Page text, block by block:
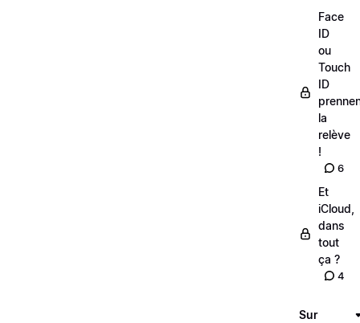
Face
ID
ou
Touch
ID
la
relève
!
6
Et
iCloud,
dans
tout
ça ?
4
Sur